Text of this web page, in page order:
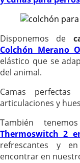
Disponemos de
Colchón Merano
elástico que se
del animal.
Camas
articulaciones y
También
Thermoswitch 2
refrescantes y
encontrar en